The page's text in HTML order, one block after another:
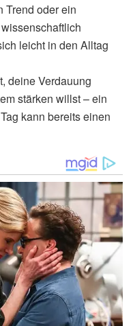
Trend oder ein
leicht in den Alltag
deine Verdauung
stärken willst – ein
kann bereits einen